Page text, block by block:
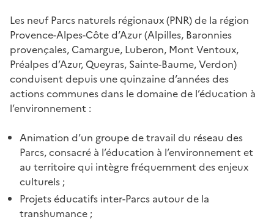
Les neuf Parcs naturels régionaux (PNR) de la région
Provence-Alpes-Côte d’Azur (Alpilles, Baronnies
provençales, Camargue, Luberon, Mont Ventoux,
Préalpes d’Azur, Queyras, Sainte-Baume, Verdon)
conduisent depuis une quinzaine d’années des
actions communes dans le domaine de l’éducation à
l’environnement :
Animation d’un groupe de travail du réseau des
Parcs, consacré à l’éducation à l’environnement et
au territoire qui intègre fréquemment des enjeux
culturels ;
Projets éducatifs inter-Parcs autour de la
transhumance ;